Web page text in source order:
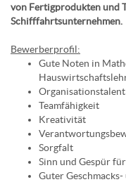
von Fertigprodukten und
Schifffahrtsunternehmen.
Bewerberprofil:
Gute Noten in
Organisationstalent
Teamfähigkeit
Kreativität
Sorgfalt
Sinn und Gespür
Guter